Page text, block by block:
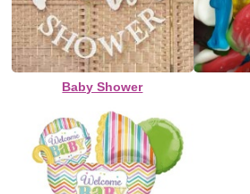
Baby Shower